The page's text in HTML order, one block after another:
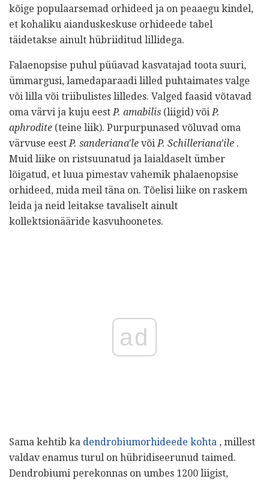
kõige populaarsemad orhideed ja on peaaegu kindel,
et kohaliku aianduskeskuse orhideede tabel
täidetakse ainult hübriiditud lillidega.
Falaenopsise puhul püüavad kasvatajad toota suuri,
ümmargusi, lamedaparaadi lilled puhtaimates valge
või lilla või triibulistes lilledes. Valged faasid võtavad
oma värvi ja kuju eestP. amabilis (liigid) võiP.
aphrodite (teine ​​liik). Purpurpunased võluvad oma
värvuse eestP. sanderiana'le võiP. Schilleriana'ile .
Muid liike on ristsuunatud ja laialdaselt ümber
lõigatud, et luua pimestav vahemik phalaenopsise
orhideed, mida meil täna on. Tõelisi liike on raskem
leida ja neid leitakse tavaliselt ainult
kollektsionääride kasvuhoonetes.
ad
Sama kehtib ka dendrobiumorhideede kohta , millest
valdav enamus turul on hübridiseerunud taimed.
Dendrobiumi perekonnas on umbes 1200 liigist,